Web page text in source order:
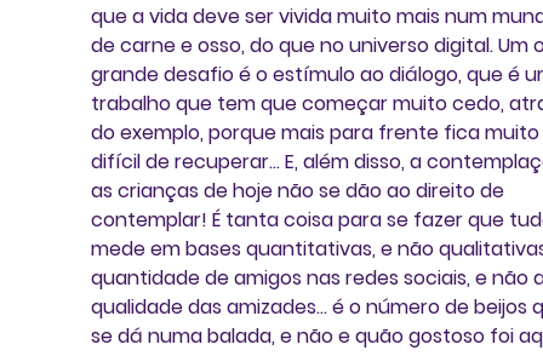
que a vida deve ser vivida muito mais num
de carne e osso, do que no universo digital. Um
grande desafio é o estímulo ao diálogo, que é
trabalho que tem que começar muito cedo,
do exemplo, porque mais para frente fica muito
difícil de recuperar... E, além disso, a
as crianças de hoje não se dão ao direito de
contemplar! É tanta coisa para se fazer que
mede em bases quantitativas, e não
quantidade de amigos nas redes sociais, e não
qualidade das amizades... é o número de beijos
se dá numa balada, e não e quão gostoso foi